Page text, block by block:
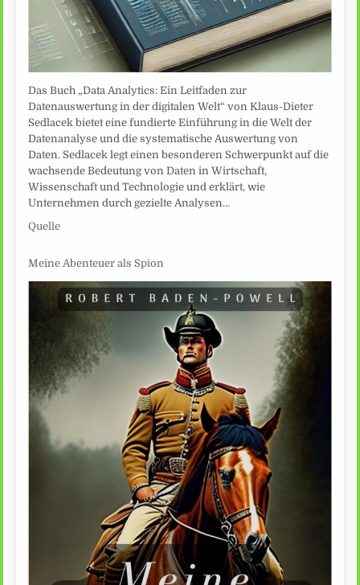
Das Buch „Data Analytics: Ein Leitfaden zur
Datenauswertung in der digitalen Welt“ von Klaus-Dieter
Sedlacek bietet eine fundierte Einführung in die Welt der
Datenanalyse und die systematische Auswertung von
Daten. Sedlacek legt einen besonderen Schwerpunkt auf die
wachsende Bedeutung von Daten in Wirtschaft,
Wissenschaft und Technologie und erklärt, wie
Unternehmen durch gezielte Analysen…
Quelle
Meine Abenteuer als Spion